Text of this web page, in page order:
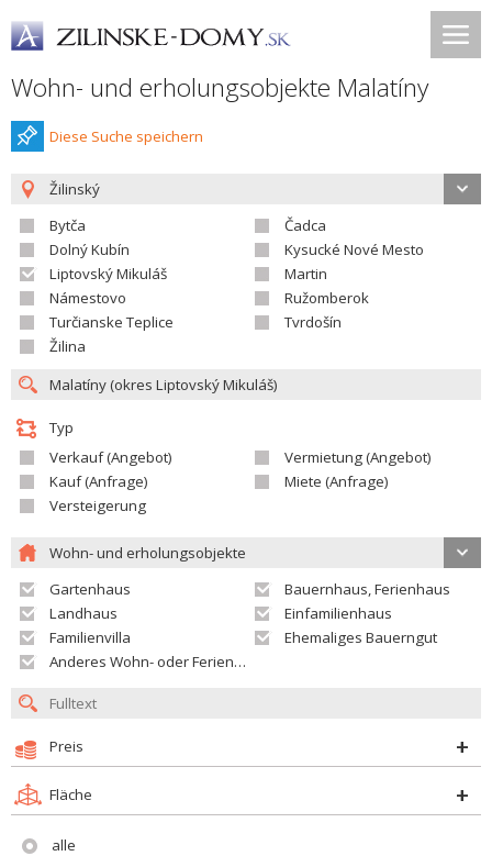
Wohn- und erholungsobjekte Malatíny
Diese Suche speichern
Žilinský
Bytča
Čadca
Dolný Kubín
Kysucké Nové Mesto
Liptovský Mikuláš
Martin
Námestovo
Ružomberok
Turčianske Teplice
Tvrdošín
Žilina
Typ
Verkauf (Angebot)
Vermietung (Angebot)
Kauf (Anfrage)
Miete (Anfrage)
Versteigerung
Wohn- und erholungsobjekte
Gartenhaus
Bauernhaus, Ferienhaus
Landhaus
Einfamilienhaus
Familienvilla
Ehemaliges Bauerngut
Anderes Wohn- oder Ferienobjekt
Preis
Fläche
alle